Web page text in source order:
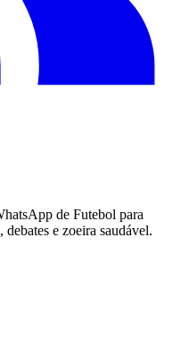
de Futebol para
e zoeira saudável.